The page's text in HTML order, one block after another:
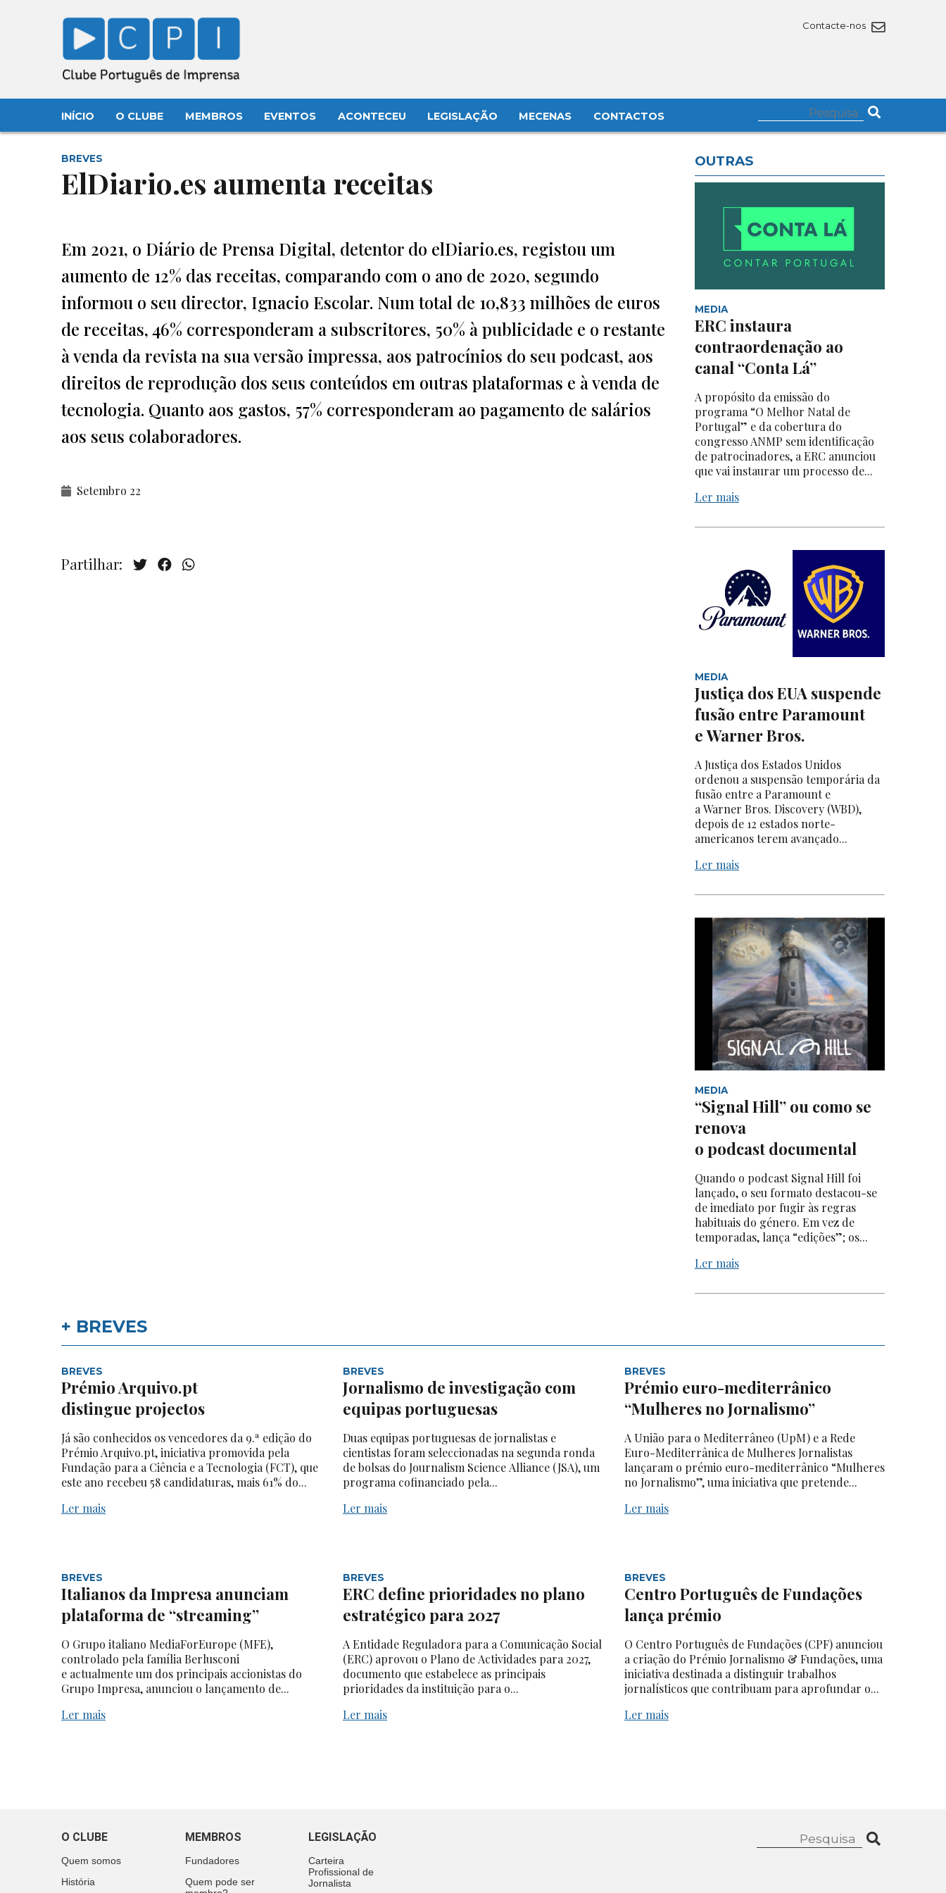
Contacte-nos
INÍCIO O CLUBE MEMBROS EVENTOS ACONTECEU LEGISLAÇÃO MECENAS CONTACTOS
BREVES
ElDiario.es aumenta receitas
Em 2021, o Diário de Prensa Digital, detentor do elDiario.es, registou um
aumento de 12% das receitas, comparando com o ano de 2020, segundo
informou o seu director, Ignacio Escolar. Num total de 10,833 milhões de euros
de receitas, 46% corresponderam a subscritores, 50% à publicidade e o restante
à venda da revista na sua versão impressa, aos patrocínios do seu podcast, aos
direitos de reprodução dos seus conteúdos em outras plataformas e à venda de
tecnologia. Quanto aos gastos, 57% corresponderam ao pagamento de salários
aos seus colaboradores.
Setembro 22
Partilhar:
OUTRAS
MEDIA
ERC instaura
contraordenação ao
canal “Conta Lá”
A propósito da emissão do
programa “O Melhor Natal de
Portugal” e da cobertura do
congresso ANMP sem identificação
de patrocinadores, a ERC anunciou
que vai instaurar um processo de...
Ler mais
MEDIA
Justiça dos EUA suspende
fusão entre Paramount
e Warner Bros.
A Justiça dos Estados Unidos
ordenou a suspensão temporária da
fusão entre a Paramount e
a Warner Bros. Discovery (WBD),
depois de 12 estados norte-
americanos terem avançado...
Ler mais
MEDIA
“Signal Hill” ou como se
renova
o podcast documental
Quando o podcast Signal Hill foi
lançado, o seu formato destacou-se
de imediato por fugir às regras
habituais do género. Em vez de
temporadas, lança “edições”; os...
Ler mais
+ BREVES
BREVES
Prémio Arquivo.pt
distingue projectos
Já são conhecidos os vencedores da 9.ª edição do
Prémio Arquivo.pt, iniciativa promovida pela
Fundação para a Ciência e a Tecnologia (FCT), que
este ano recebeu 58 candidaturas, mais 61% do...
Ler mais
BREVES
Jornalismo de investigação com
equipas portuguesas
Duas equipas portuguesas de jornalistas e
cientistas foram seleccionadas na segunda ronda
de bolsas do Journalism Science Alliance (JSA), um
programa cofinanciado pela...
Ler mais
BREVES
Prémio euro-mediterrânico
“Mulheres no Jornalismo”
A União para o Mediterrâneo (UpM) e a Rede
Euro-Mediterrânica de Mulheres Jornalistas
lançaram o prémio euro-mediterrânico “Mulheres
no Jornalismo”, uma iniciativa que pretende...
Ler mais
BREVES
Italianos da Impresa anunciam
plataforma de “streaming”
O Grupo italiano MediaForEurope (MFE),
controlado pela família Berlusconi
e actualmente um dos principais accionistas do
Grupo Impresa, anunciou o lançamento de...
Ler mais
BREVES
ERC define prioridades no plano
estratégico para 2027
A Entidade Reguladora para a Comunicação Social
(ERC) aprovou o Plano de Actividades para 2027,
documento que estabelece as principais
prioridades da instituição para o...
Ler mais
BREVES
Centro Português de Fundações
lança prémio
O Centro Português de Fundações (CPF) anunciou
a criação do Prémio Jornalismo & Fundações, uma
iniciativa destinada a distinguir trabalhos
jornalísticos que contribuam para aprofundar o...
Ler mais
O CLUBE
Quem somos
História
MEMBROS
Fundadores
Quem pode ser
LEGISLAÇÃO
Carteira
Profissional de
Jornalista